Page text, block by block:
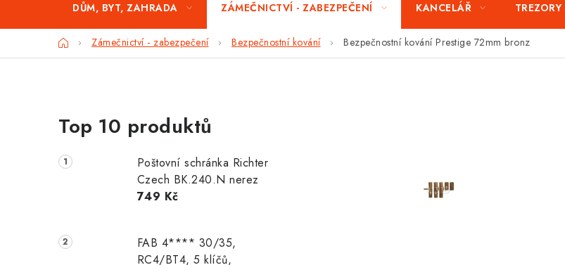
DŮM, BYT, ZAHRADA ZÁMEČNICTVÍ - ZABEZPEČENÍ KANCELÁŘ TREZORY
DomůZámečnictví - zabezpečení Bezpečnostní kování Bezpečnostní kování Prestige 72mm bronz
o
s
a
Top 10 produktů
Poštovní schránka Richter
Czech BK.240.N nerez
749 Kč
FAB 4**** 30/35,
RC4/BT4, 5 klíčů,